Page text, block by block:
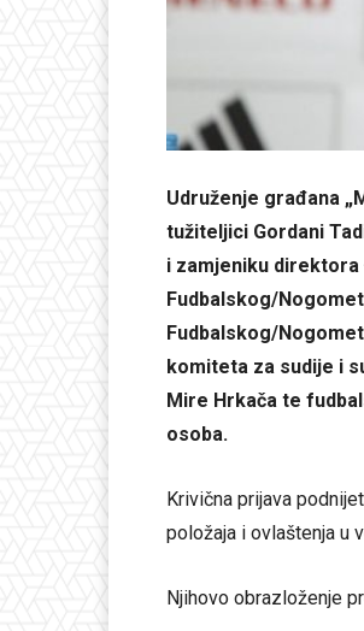
Udruženje građana
tužiteljici Gordani
i zamjeniku
Fudbalskog/
Fudbalskog/
komiteta za sudije i
Mire Hrkača te
osoba.
Krivična prijava
položaja i ovlaštenja u
Njihovo obrazloženje